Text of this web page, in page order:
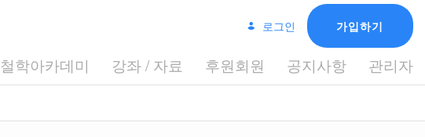
로그인 가입하기
철학아카데미 강좌 / 자료 후원회원 공지사항 관리자